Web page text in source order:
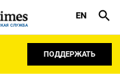
СЛУЖБА
EN
ПОДДЕРЖАТЬ